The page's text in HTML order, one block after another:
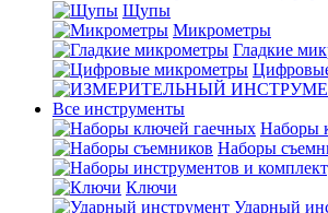
Щупы
Микрометры
Гладкие
Все инструменты
Наборы
Наборы
Ключи
Ударный